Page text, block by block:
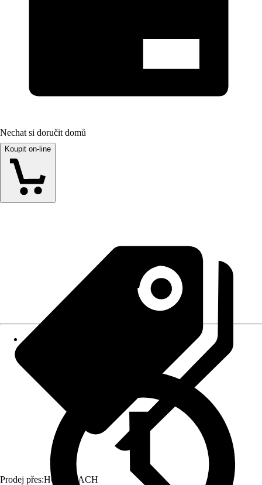
Nechat si doručit domů
Koupit on-line
Prodej přes:HORNBACH